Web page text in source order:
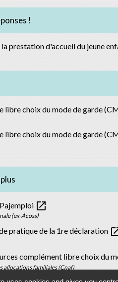
!
prestation d'accueil du jeune
libre choix du mode de garde
libre choix du mode de garde
open_in_new
(ex-Acoss)
pratique de la 1re déclaration
complément libre choix du
allocations familiales (Cnaf)